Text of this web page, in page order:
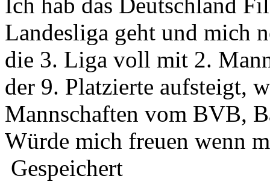
Ich hab das Deutschland
Landesliga geht und mich
die 3. Liga voll mit 2.
der 9. Platzierte aufsteigt,
Mannschaften vom BVB,
Würde mich freuen wenn
Gespeichert